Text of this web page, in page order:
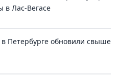
в Лас-Вегасе
Петербурге обновили свыше